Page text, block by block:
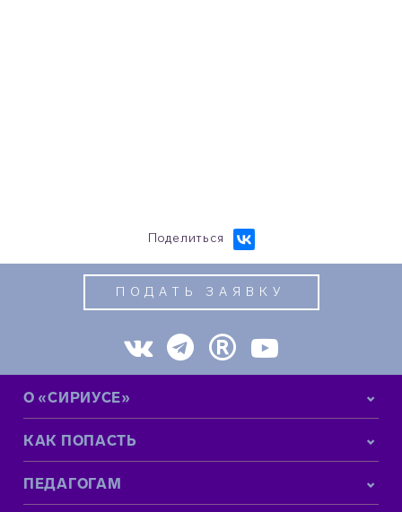
Поделиться
ПОДАТЬ ЗАЯВКУ
О «СИРИУСЕ»
КАК ПОПАСТЬ
ПЕДАГОГАМ